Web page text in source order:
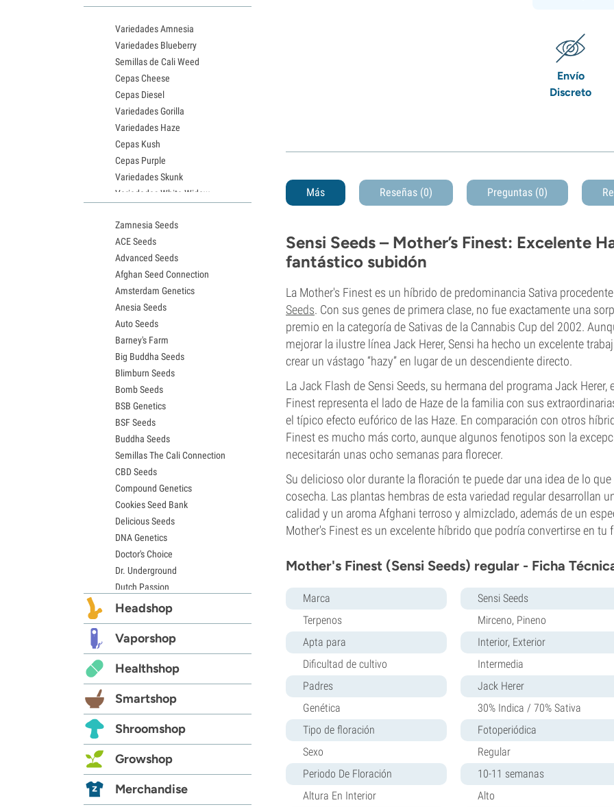
Envío
Discreto
Más Reseñas (0) Preguntas (0)
Sensi Seeds – Mother’s Finest: Excelente
fantástico subidón
La Mother's Finest es un híbrido de predominancia Sativa
Seeds. Con sus genes de primera clase, no fue exactamente una
premio en la categoría de Sativas de la Cannabis Cup del 2002.
mejorar la ilustre línea Jack Herer, Sensi ha hecho un excelente
crear un vástago “hazy” en lugar de un descendiente directo.
La Jack Flash de Sensi Seeds, su hermana del programa Jack
Finest representa el lado de Haze de la familia con sus
el típico efecto eufórico de las Haze. En comparación con otros
Finest es mucho más corto, aunque algunos fenotipos son la
necesitarán unas ocho semanas para florecer.
Su delicioso olor durante la floración te puede dar una idea de lo
cosecha. Las plantas hembras de esta variedad regular desarrollan
calidad y un aroma Afghani terroso y almizclado, además de un
Mother's Finest es un excelente híbrido que podría convertirse en tu
Mother's Finest (Sensi Seeds) regular - Ficha
Marca
Sensi Seeds
Terpenos
Mirceno, Pineno
Apta para
Interior, Exterior
Dificultad de cultivo
Intermedia
Padres
Jack Herer
Genética
30% Indica / 70% Sativa
Tipo de floración
Fotoperiódica
Sexo
Regular
Periodo De Floración
10-11 semanas
Altura En Interior
Alto
Variedades Amnesia
Variedades Blueberry
Semillas de Cali Weed
Cepas Cheese
Cepas Diesel
Variedades Gorilla
Variedades Haze
Cepas Kush
Cepas Purple
Variedades Skunk
Variedades White Widow
Semillas de Granddaddy Purple
Semillas de OG Kush
Semillas de Blue Dream
Semillas de Lemon Haze
Semillas de Bruce Banner
Semillas de Gelato
Semillas de Sour Diesel
Semillas de Jack Herer
Semillas de Girl Scout Cookies
Semillas de Wedding Cake
Semillas de Zkittlez
Semillas de Pineapple Express
Semillas de Chemdawg
Semillas de Hindu Kush
Semillas de Mimosa
Zamnesia Seeds
ACE Seeds
Advanced Seeds
Afghan Seed Connection
Amsterdam Genetics
Anesia Seeds
Auto Seeds
Barney's Farm
Big Buddha Seeds
Blimburn Seeds
Bomb Seeds
BSB Genetics
BSF Seeds
Buddha Seeds
Semillas The Cali Connection
CBD Seeds
Compound Genetics
Cookies Seed Bank
Delicious Seeds
DNA Genetics
Doctor's Choice
Dr. Underground
Dutch Passion
Elite Seeds
Exotic Seed
Expert Seeds
FastBuds
Female Seeds
French Touch Seeds
Garden of Green
GeneSeeds
G13 Labs
Grass-O-Matic
Headshop
Vaporshop
Healthshop
Smartshop
Shroomshop
Growshop
Merchandise